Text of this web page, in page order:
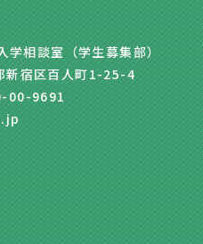
相談室（学生募集部）
宿区百人町1-25-4
00-9691